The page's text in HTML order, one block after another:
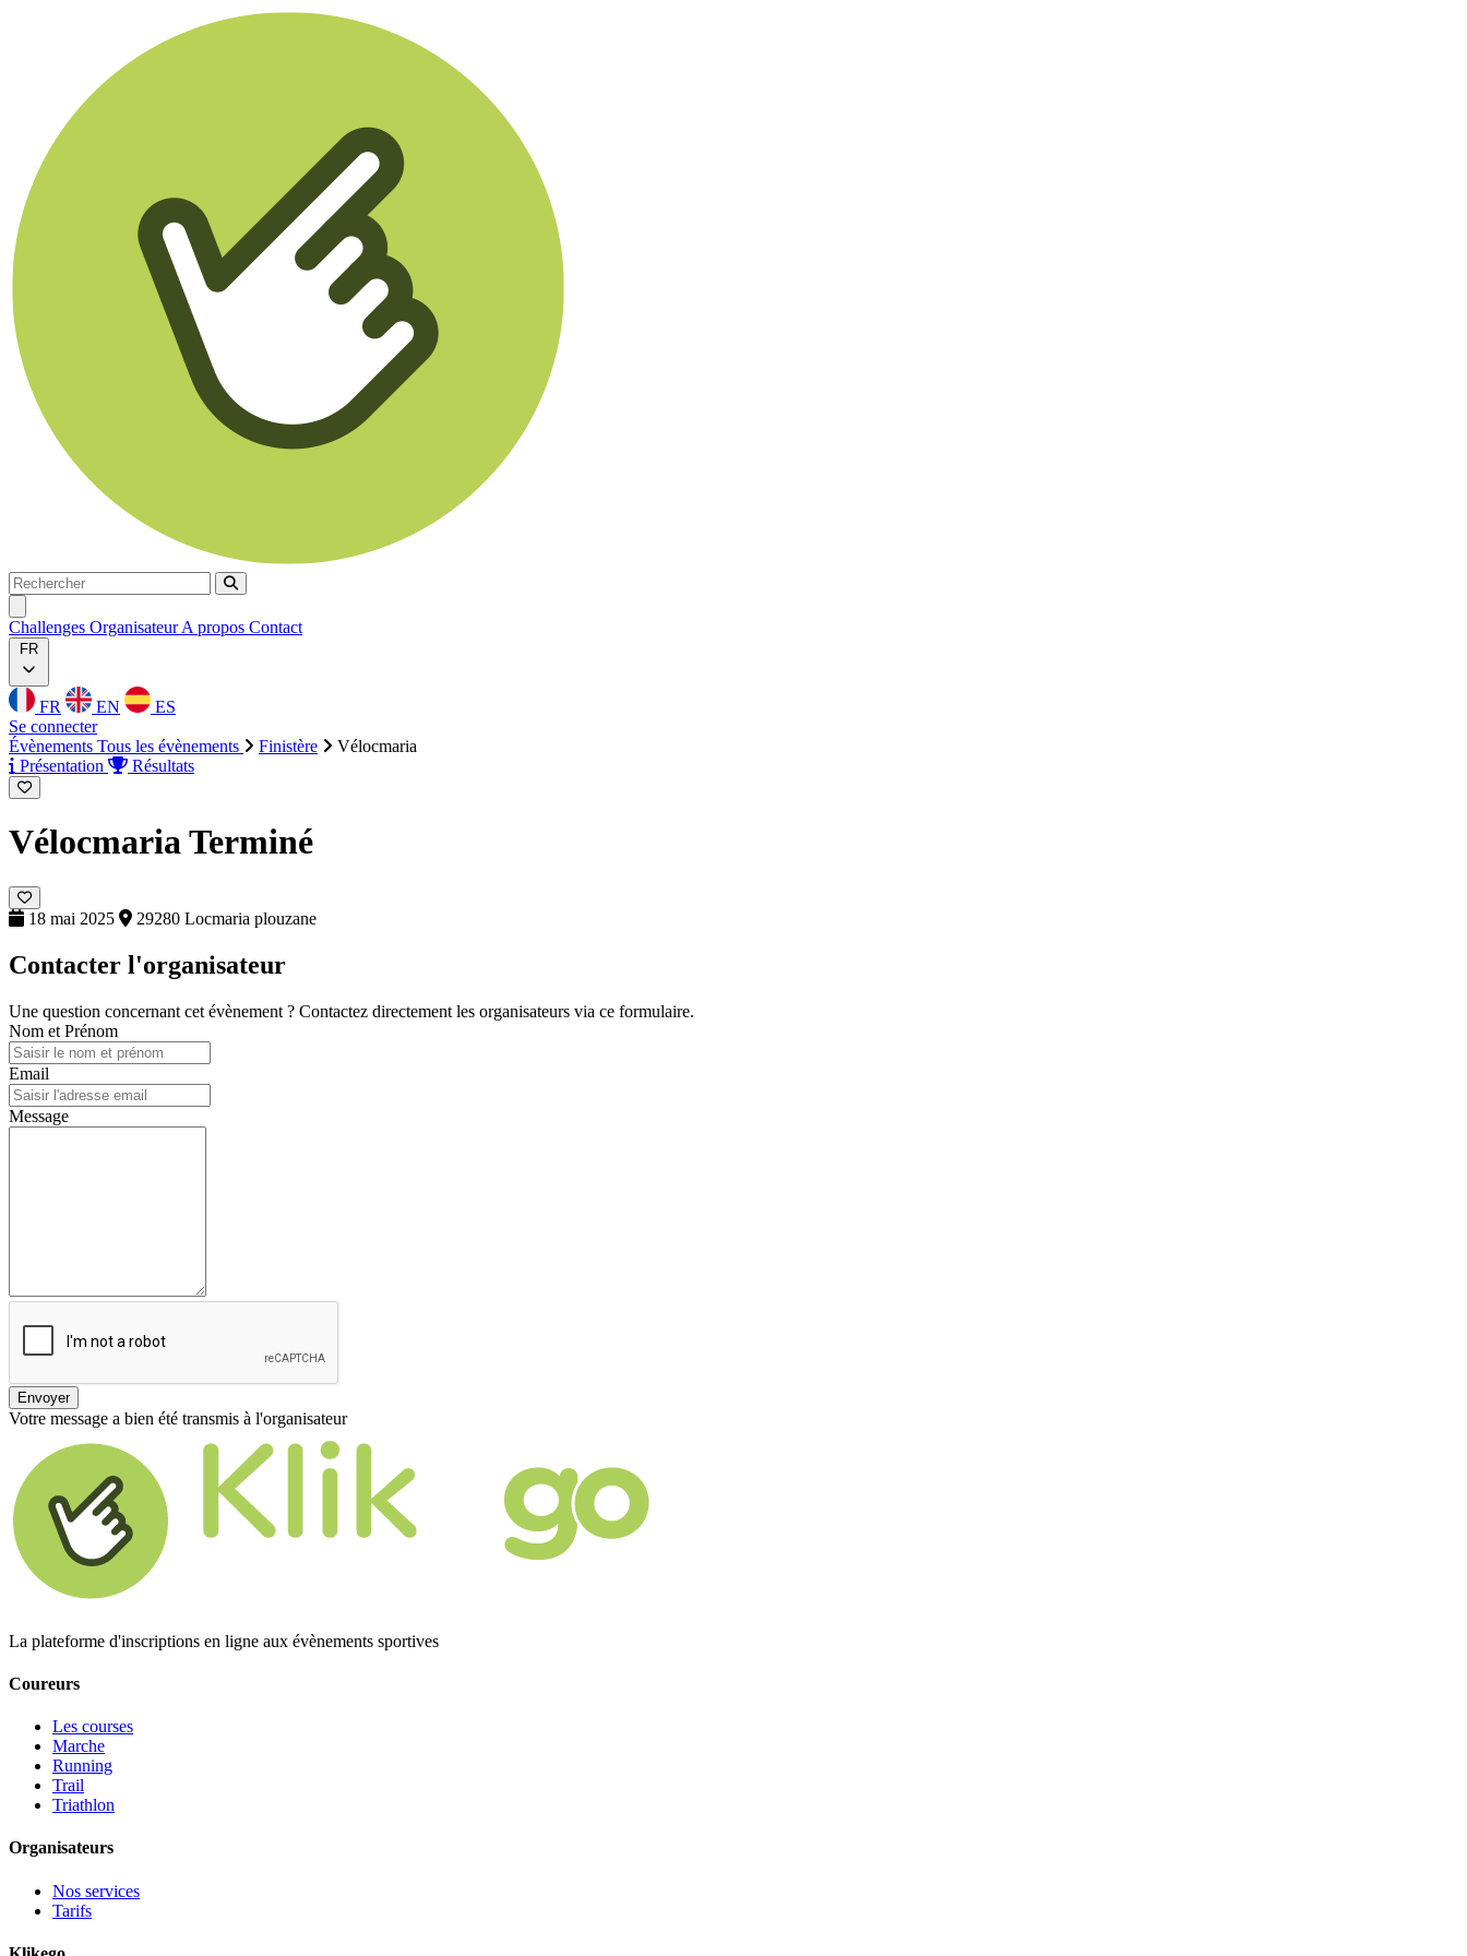
Rechercher
Rechercher
Challenges OrganisateurA propos Contact
FR
FR EN
ES
Se connecter
Évènements Tous les évènements Finistère
Vélocmaria
Présentation
Résultats
VélocmariaTerminé
18 mai 2025 29280 Locmaria plouzane
Contacter l'organisateur
Une question concernant cet évènement ? Contactez directement les organisateurs via ce formulaire.
Nom et Prénom
Email
Message
Envoyer
Votre message a bien été transmis à l'organisateur
La plateforme d'inscriptions en ligne aux évènements sportives
Coureurs
Les courses
Marche
Running
Trail
Triathlon
Organisateurs
Nos services
Tarifs